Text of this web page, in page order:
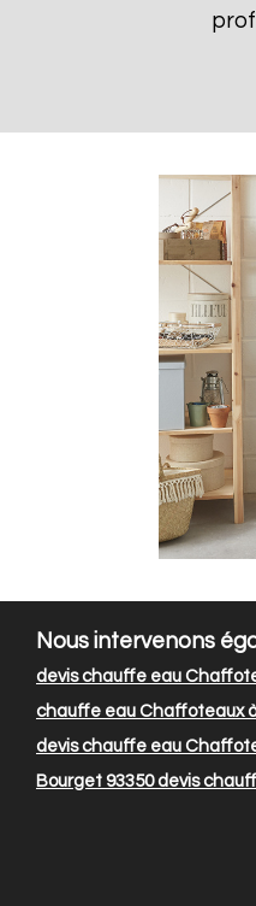
Nous intervenons
devis chauffe eau
chauffe eau Chaffoteaux
devis chauffe eau
Bourget 93350devis